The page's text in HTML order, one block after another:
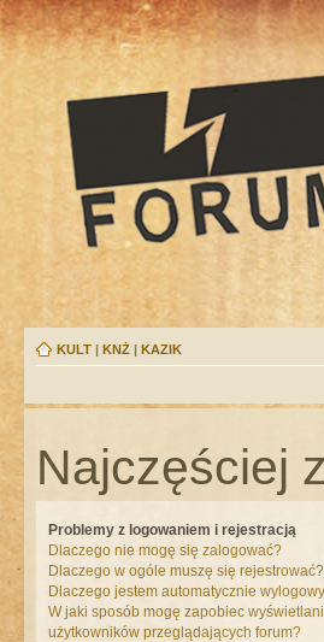
KULT | KNŻ | KAZIK
Najczęściej
Problemy z logowaniem i rejestracją
Dlaczego nie mogę się zalogować?
Dlaczego w ogóle muszę się rejestrować?
Dlaczego jestem automatycznie
W jaki sposób mogę zapobiec
użytkowników przeglądających forum?